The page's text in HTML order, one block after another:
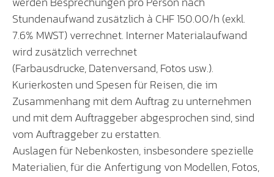
Stundenaufwand zusätzlich à CHF 150.00/h (exkl.
7.6% MWST) verrechnet. Interner Materialaufwand
wird zusätzlich verrechnet
(Farbausdrucke, Datenversand, Fotos usw.).
Kurierkosten und Spesen für Reisen, die im
Zusammenhang mit dem Auftrag zu unternehmen
und mit dem Auftraggeber abgesprochen sind, sind
vom Auftraggeber zu erstatten.
Auslagen für Nebenkosten, insbesondere spezielle
Materialien, für die Anfertigung von Modellen, Fotos,